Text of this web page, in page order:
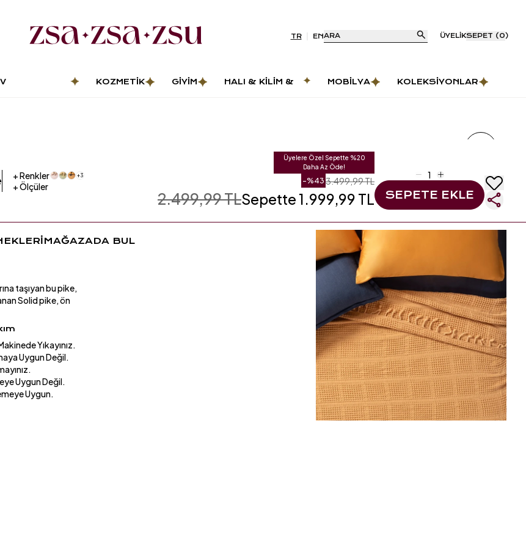
TR ENARA ÜYELIKSEPET (0)
KOZMETIK GIYIM
HALI & KILIM &
MOBILYA KOLEKSIYONLAR
+Renkler +3
+Ölçüler
Üyelere Özel Sepette %20
Daha Az Öde!
-%43 3.499,99 TL
2.499,99 TLSepette 1.999,99 TL SEPETE EKLE
MAĞAZADA BUL
taşıyan bu pike,
Solid pike, ön
Yıkayınız.
Uygun Değil.
Uygun Değil.
Uygun.